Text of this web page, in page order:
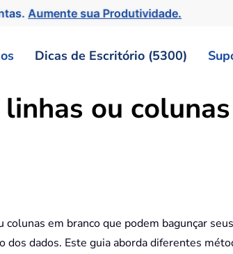
Aumente sua Produtividade.
Dicas de Escritório (5300)
ou
em branco que podem bagunçar
dos dados. Este guia aborda diferentes